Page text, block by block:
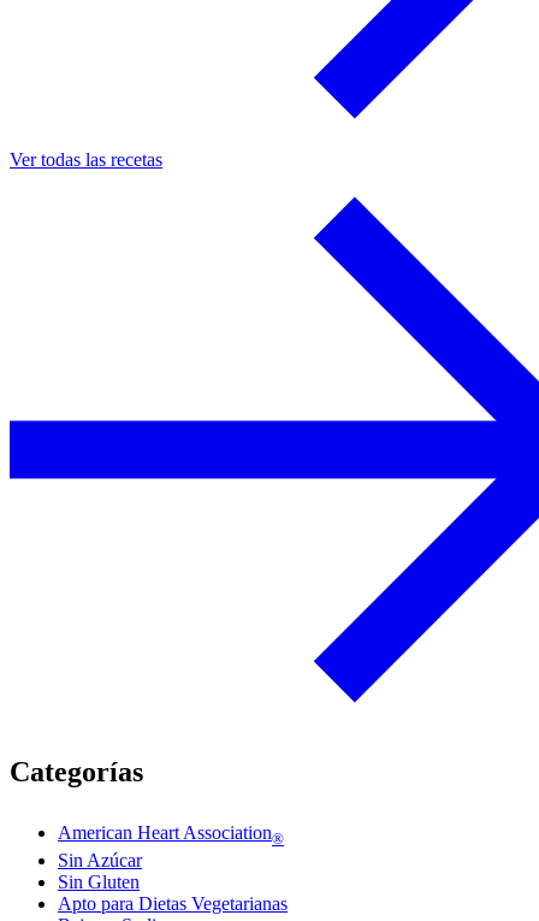
Ver todas las recetas
Categorías
American Heart Association®
Sin Azúcar
Sin Gluten
Apto para Dietas Vegetarianas